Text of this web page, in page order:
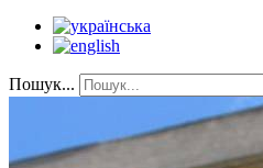
Пошук...